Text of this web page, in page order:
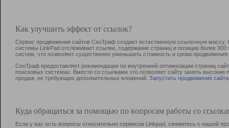
Как улучшить эффект от ссылок?
Сервис продвижения сайтов СеоТраф создает естественную ссылочную
системы LinkPad отслеживает ссылки, содержание страниц и позиции более
систем, что позволяет существенно уменьшить стоимость и сроки продвижения.
СеоТраф предоставляет рекомендации по внутренней оптимизации страниц
поисковых системах. Вместе со ссылками это позволяет сайту занять
продаж, не требующих дополнительных вложений. Запустить продвижение сайта
Куда обращаться за помощью по вопросам работы со
Если у вас есть вопросы относительно сервисов Linkpad, свяжитесь с нашей